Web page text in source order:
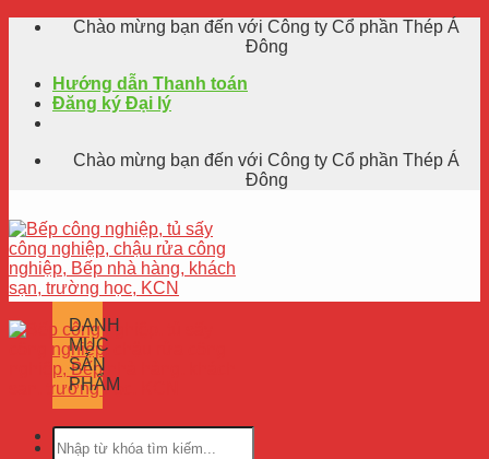
Skip
Chào mừng bạn đến với Công ty Cổ phần Thép Á
Đông
Hướng dẫn Thanh toán
Đăng ký Đại lý
Chào mừng bạn đến với Công ty Cổ phần Thép Á
Đông
DANH
MỤC
SẢN
PHẨM